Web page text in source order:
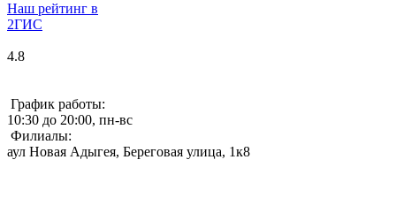
Наш рейтинг в
2ГИС
4.8
График работы:
10:30 до 20:00, пн-вс
Филиалы:
аул Новая Адыгея, Береговая улица, 1к8